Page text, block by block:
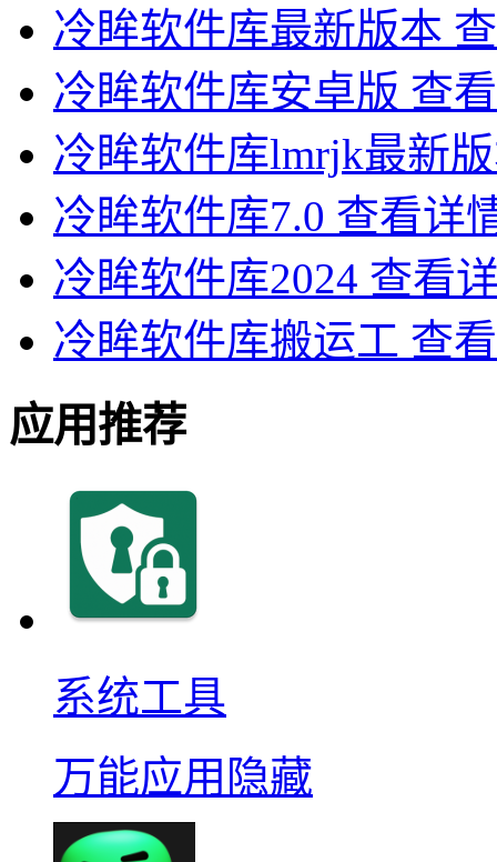
冷眸软件库最新版本
冷眸软件库安卓版 查
冷眸软件库lmrjk最新
冷眸软件库7.0 查看详
冷眸软件库2024 查看
冷眸软件库搬运工 查
应用推荐
系统工具
万能应用隐藏